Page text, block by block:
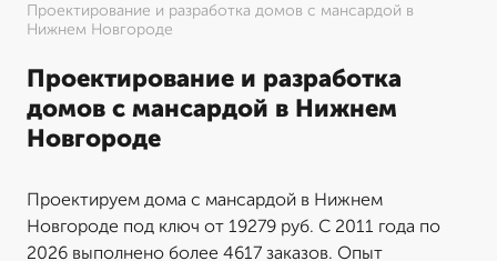
Проектирование и разработка домов с мансардой в
Нижнем Новгороде
Проектирование и разработка
домов с мансардой в Нижнем
Новгороде
Проектируем дома с мансардой в Нижнем
Новгороде под ключ от 19279 руб. С 2011 года по
2026 выполнено более 4617 заказов. Опыт